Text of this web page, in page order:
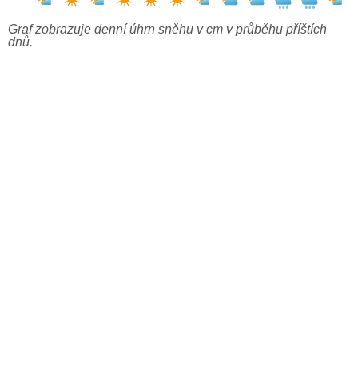
Graf zobrazuje denní úhrn sněhu v cm v průběhu příštích
dnů.